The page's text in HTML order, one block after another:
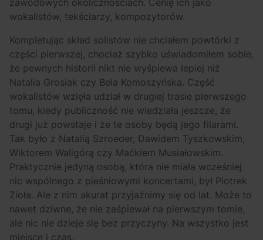
zawodowych okolicznościach. Cenię ich jako
wokalistów, tekściarzy, kompozytorów.
Kompletując skład solistów nie chciałem powtórki z
części pierwszej, chociaż szybko uświadomiłem sobie,
że pewnych historii nikt nie wyśpiewa lepiej niż
Natalia Grosiak czy Bela Komoszyńska. Część
wokalistów wzięła udział w drugiej trasie pierwszego
tomu, kiedy publiczność nie wiedziała jeszcze, że
drugi już powstaje i że te osoby będą jego filarami.
Tak było z Natalią Szroeder, Dawidem Tyszkowskim,
Wiktorem Waligórą czy Maćkiem Musiałowskim.
Praktycznie jedyną osobą, która nie miała wcześniej
nic wspólnego z pieśniowymi koncertami, był Piotrek
Zioła. Ale z nim akurat przyjaźnimy się od lat. Może to
nawet dziwne, że nie zaśpiewał na pierwszym tomie,
ale nic nie dzieje się bez przyczyny. Na wszystko jest
miejsce i czas.